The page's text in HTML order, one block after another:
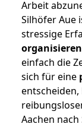
Arbeit
Silhöfer Aue
stressige
organisieren
einfach die
sich für eine
entscheiden,
Aachen